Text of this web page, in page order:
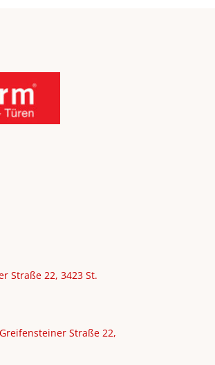
Straße 22, 3423 St.
Straße 22,